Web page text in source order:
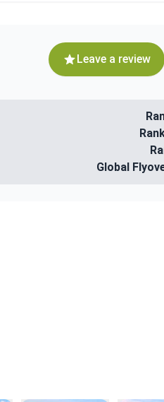
Leave a review
Global